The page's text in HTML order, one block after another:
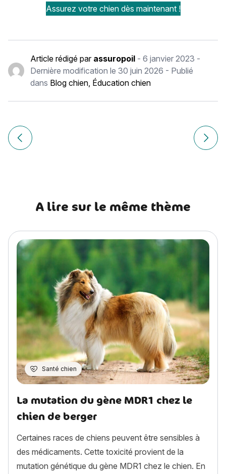
Assurez votre chien dès maintenant !
Article rédigé par assuropoil- 6 janvier 2023 -
Dernière modification le 30 juin 2026 - Publié
dans Blog chien, Éducation chien
Navigation
de
Article précédent Les chiens contribuent au bien-être des
Article
A lire sur le même thème
Santé chien
La mutation du gène MDR1 chez le
chien de berger
Certaines races de chiens peuvent être sensibles à
des médicaments. Cette toxicité provient de la
mutation génétique du gène MDR1 chez le chien. En